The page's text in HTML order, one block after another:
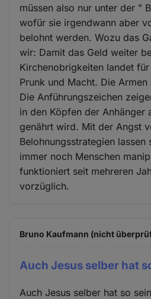
müssen also nur unter der "
wofür sie irgendwann aber
belohnt werden. Wozu das
wir: Damit das Geld weiter
Kirchenobrigkeiten landet für
Prunk und Macht. Die
Die Anführungszeichen
in den Köpfen der Anhänger
genährt wird. Mit der Angst
Belohnungsstrategien lassen
immer noch Menschen
funktioniert seit mehreren
vorzüglich.
Bruno Kaufmann (nicht
Auch Jesus selber hat
Auch Jesus selber hat so